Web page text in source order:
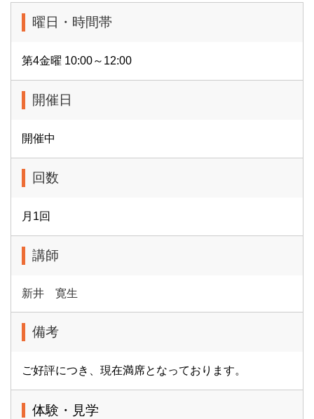
曜日・時間帯
第4金曜 10:00～12:00
開催日
開催中
回数
月1回
講師
新井 寛生
備考
ご好評につき、現在満席となっております。
体験・見学